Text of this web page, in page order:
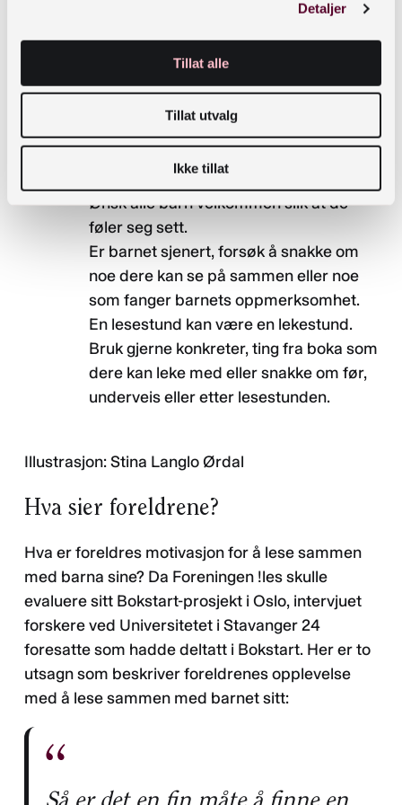
Detaljer
Tillat alle
Tillat utvalg
Ikke tillat
Av konkrete tips nevnte hun blant annet:
slags barn du har foran deg.
Ønsk alle barn velkommen slik at de
føler seg sett.
Er barnet sjenert, forsøk å snakke om
noe dere kan se på sammen eller noe
som fanger barnets oppmerksomhet.
En lesestund kan være en lekestund.
Bruk gjerne konkreter, ting fra boka som
dere kan leke med eller snakke om før,
underveis eller etter lesestunden.
Illustrasjon: Stina Langlo Ørdal
Hva sier foreldrene?
Hva er foreldres motivasjon for å lese sammen
med barna sine? Da Foreningen !les skulle
evaluere sitt Bokstart-prosjekt i Oslo, intervjuet
forskere ved Universitetet i Stavanger 24
foresatte som hadde deltatt i Bokstart. Her er to
utsagn som beskriver foreldrenes opplevelse
med å lese sammen med barnet sitt: